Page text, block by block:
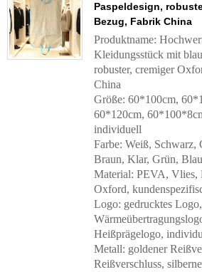
Paspeldesign,
Bezug, Fabrik China
Produktname:
Kleidungsstück mit
robuster, cremiger
China
Größe: 60*100cm,
60*120cm,
individuell
Farbe: Weiß, Schwarz,
Braun, Klar, Grün,
Material: PEVA, Vlies,
Oxford,
Logo: gedrucktes Logo,
Heißprägelogo,
Metall: goldener
Reißverschluss,